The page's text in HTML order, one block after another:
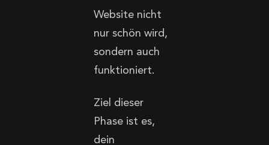
Website nicht
nur schön wird,
sondern auch
funktioniert.
Ziel dieser
Phase ist es,
dein